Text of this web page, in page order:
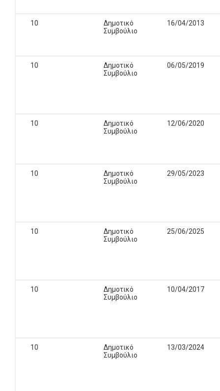
10
Δημοτικό
Συμβούλιο
16/04/2013
10
Δημοτικό
Συμβούλιο
06/05/2019
10
Δημοτικό
Συμβούλιο
12/06/2020
10
Δημοτικό
Συμβούλιο
29/05/2023
10
Δημοτικό
Συμβούλιο
25/06/2025
10
Δημοτικό
Συμβούλιο
10/04/2017
10
Δημοτικό
Συμβούλιο
13/03/2024